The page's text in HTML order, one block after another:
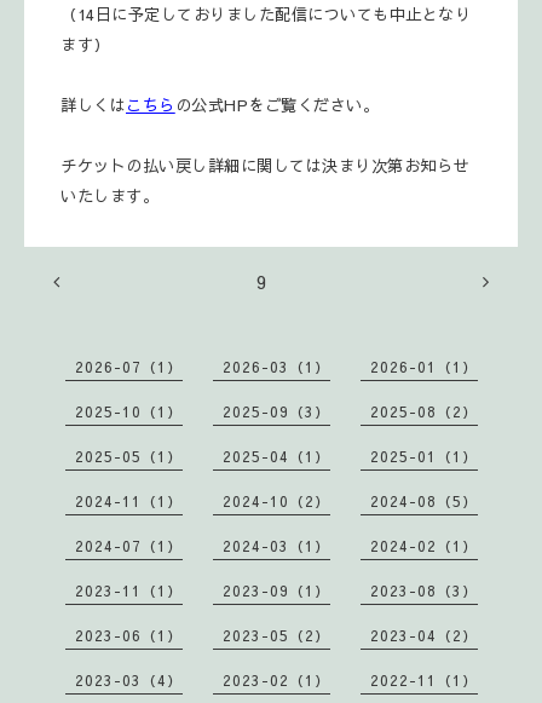
（14日に予定しておりました配信についても中止となり
ます）
詳しくはこちら の公式HPをご覧ください。
チケットの払い戻し詳細に関しては決まり次第お知らせ
いたします。
9
2026-07（1） 2026-03（1） 2026-01（1）
2025-10（1） 2025-09（3） 2025-08（2）
2025-05（1） 2025-04（1） 2025-01（1）
2024-11（1） 2024-10（2） 2024-08（5）
2024-07（1） 2024-03（1） 2024-02（1）
2023-11（1） 2023-09（1） 2023-08（3）
2023-06（1） 2023-05（2） 2023-04（2）
2023-03（4） 2023-02（1） 2022-11（1）